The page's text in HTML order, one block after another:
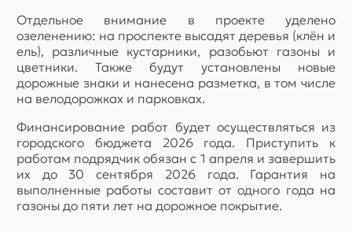
Отдельное внимание в проекте уделено
озеленению: на проспекте высадят деревья (клён и
ель), различные кустарники, разобьют газоны и
цветники. Также будут установлены новые
дорожные знаки и нанесена разметка, в том числе
на велодорожках и парковках.
Финансирование работ будет осуществляться из
городского бюджета 2026 года. Приступить к
работам подрядчик обязан с 1 апреля и завершить
их до 30 сентября 2026 года. Гарантия на
выполненные работы составит от одного года на
газоны до пяти лет на дорожное покрытие.